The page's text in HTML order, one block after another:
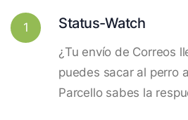
1 Status-Watch
¿Tu envío de Correos
puedes sacar al perro
Parcello sabes la